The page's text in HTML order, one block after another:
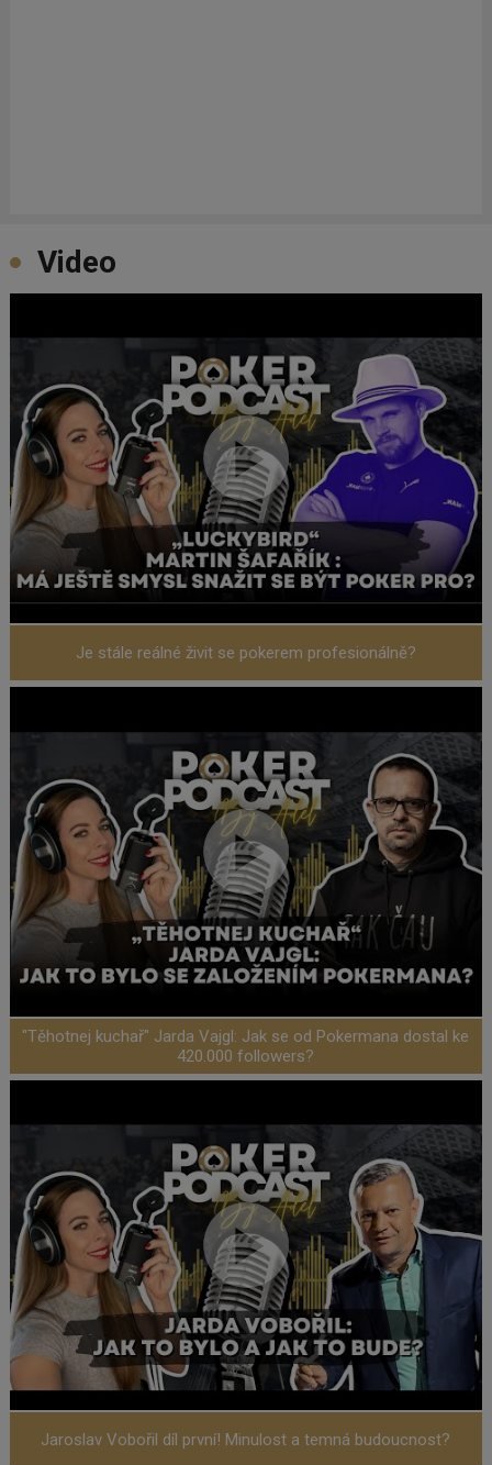
Video
Je stále reálné živit se pokerem profesionálně?
"Těhotnej kuchař" Jarda Vajgl: Jak se od Pokermana dostal ke
420.000 followers?
Jaroslav Vobořil díl první! Minulost a temná budoucnost?